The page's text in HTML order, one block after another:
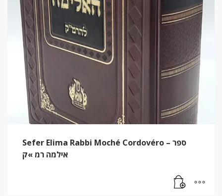
Sefer Elima Rabbi Moché Cordovéro – ספר
אילמה רמ »ק